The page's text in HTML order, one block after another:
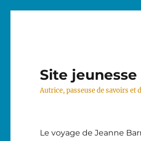
Site
Autrice, passeuse de savoirs et
Le voyage de Jeanne